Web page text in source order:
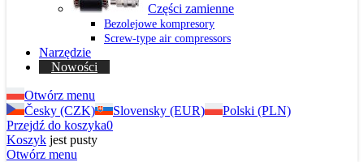
Części zamienne
Bezolejowe kompresory
Screw-type air compressors
Narzędzie
Nowości
Otwórz menu
Česky (CZK)
Slovensky (EUR)
Polski (PLN)
Przejdź do koszyka0
Koszyk jest pusty
Otwórz menu